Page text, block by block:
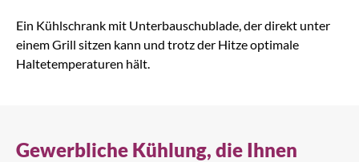
Ein Kühlschrank mit Unterbauschublade, der direkt unter
einem Grill sitzen kann und trotz der Hitze optimale
Haltetemperaturen hält.
Gewerbliche Kühlung, die Ihnen